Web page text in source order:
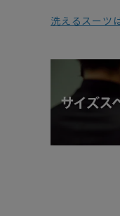
洗えるスーツ